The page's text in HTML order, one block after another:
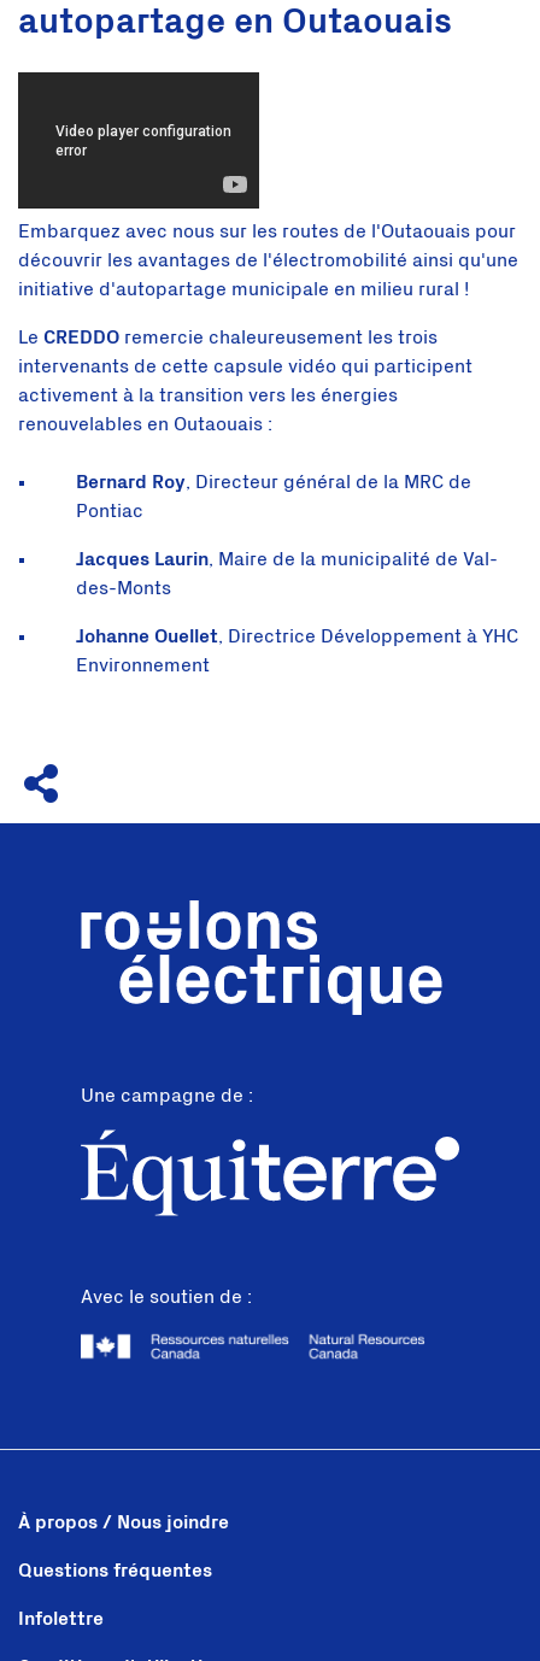
autopartage en Outaouais
Embarquez avec nous sur les routes de l'Outaouais pour
découvrir les avantages de l'électromobilité ainsi qu'une
initiative d'autopartage municipale en milieu rural !
Le CREDDO remercie chaleureusement les trois
intervenants de cette capsule vidéo qui participent
activement à la transition vers les énergies
renouvelables en Outaouais :
Bernard Roy, Directeur général de la MRC de
Pontiac
Jacques Laurin, Maire de la municipalité de Val-
des-Monts
Johanne Ouellet, Directrice Développement à YHC
Environnement
Une campagne de :
Avec le soutien de :
À propos / Nous joindre
Questions fréquentes
Infolettre